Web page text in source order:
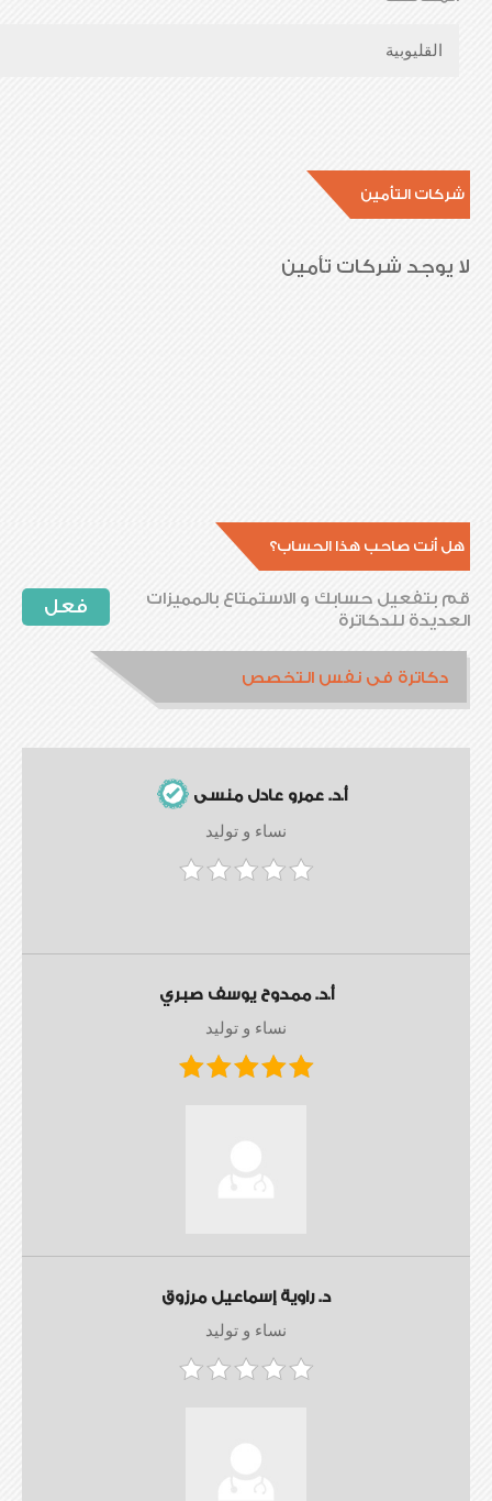
القليوبية
شركات التأمين
لا يوجد شركات تأمين
هل أنت صاحب هذا الحساب؟
فعل
قم بتفعيل حسابك و الاستمتاع بالمميزات
العديدة للدكاترة
دكاترة فى نفس التخصص
أ.د. عمرو عادل منسى
نساء و توليد
أ.د. ممدوح يوسف صبري
نساء و توليد
د. راوية إسماعيل مرزوق
نساء و توليد